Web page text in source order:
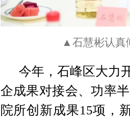
▲石慧彬认真
今年，石峰区大力
企成果对接会、功率
院所创新成果15项，